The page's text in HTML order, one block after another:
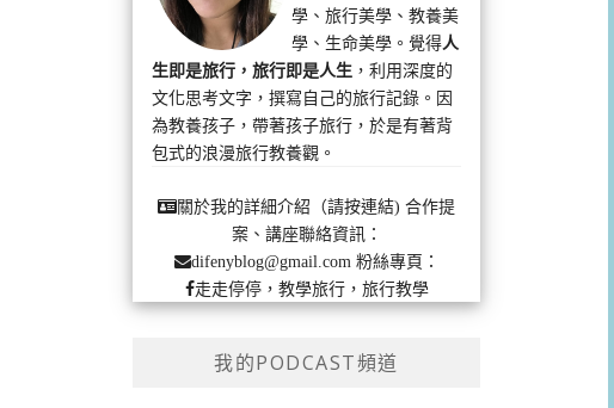
學、旅行美學、教養美
學、生命美學。覺得人
生即是旅行，旅行即是人生 ，利用深度的
文化思考文字，撰寫自己的旅行記錄。因
為教養孩子，帶著孩子旅行，於是有著背
包式的浪漫旅行教養觀。
關於我的詳細介紹（請按連結) 合作提
案、講座聯絡資訊：
difenyblog@gmail.com粉絲專頁：
走走停停，教學旅行，旅行教學
我的PODCAST頻道